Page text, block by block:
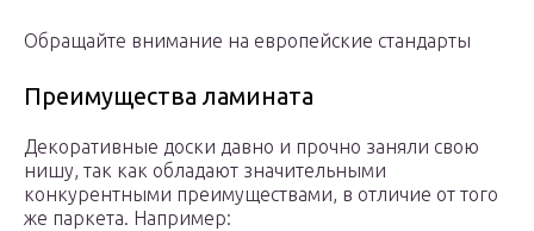
Обращайте внимание на европейские стандарты
Преимущества ламината
Декоративные доски давно и прочно заняли свою
нишу, так как обладают значительными
конкурентными преимуществами, в отличие от того
же паркета. Например: